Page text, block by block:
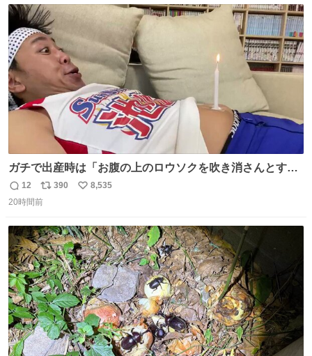
ト
数
数
ガチで出産時は「お腹の上のロウソクを吹き消さんとする
サンシャイン池崎」だったし、お産後の股裂け状態でのト
イレは「とにかく明るい安村の体勢」が1番楽
返
信
12
リ
ポ
ト
数
390
い
数
8,535
20時間前